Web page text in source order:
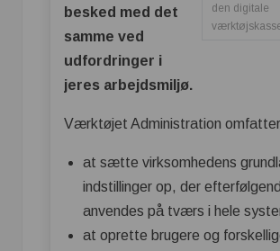
den digitale
besked med det
samme ved
udfordringer i
jeres arbejdsmiljø.
Værktøjet Administration
at sætte virksomhedens
indstillinger op, der
anvendes på tværs i hele
at oprette brugere og